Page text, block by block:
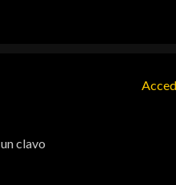
clavo